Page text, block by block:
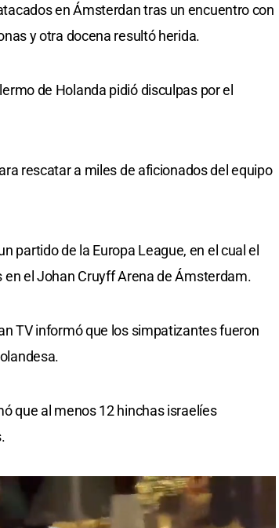
en Ámsterdan tras un encuentro con
y otra docena resultó herida.
de Holanda pidió disculpas por el
rescatar a miles de aficionados del equipo
partido de la Europa League, en el cual el
el Johan Cruyff Arena de Ámsterdam.
TV informó que los simpatizantes fueron
que al menos 12 hinchas israelíes